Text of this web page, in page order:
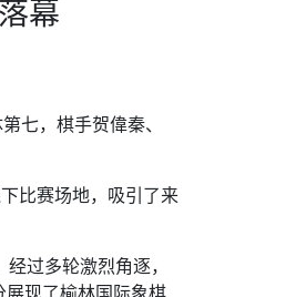
幕
七，棋手贺偉秦、
比赛场地，吸引了来
过多轮激烈角逐，